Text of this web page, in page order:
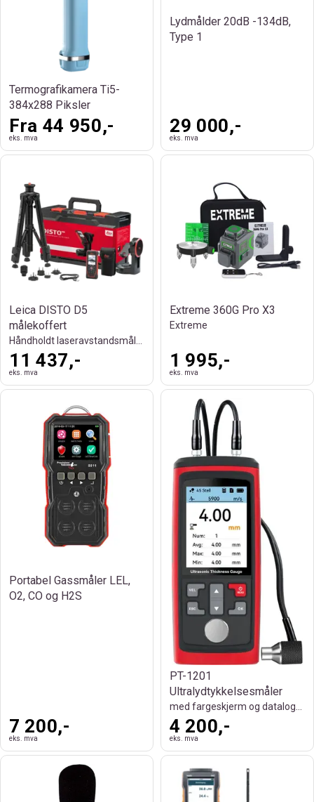
Termografikamera Ti5-
384x288 Piksler
Fra 44 950,-
eks. mva
Lydmålder 20dB -134dB,
Type 1
29 000,-
eks. mva
Leica DISTO D5
målekoffert
11 437,-
eks. mva
Extreme 360G Pro X3
Extreme
1 995,-
eks. mva
Portabel Gassmåler LEL,
O2, CO og H2S
7 200,-
eks. mva
PT-1201
Ultralydtykkelsesmåler
4 200,-
eks. mva